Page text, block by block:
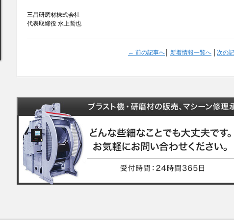
三昌研磨材株式会社
代表取締役 水上哲也
← 前の記事へ 新着情報一覧へ 次の